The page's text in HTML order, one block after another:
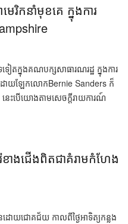
រិក​​​​​​នាំ​មុខ​គេ​ ក្នុងការ​
ត​​ក្នុង​​គណបក្ស​សាធារណរដ្ឋ​​​​ ​​​ក្នុង​ការ​
ដោយ​ឡែក​​លោកBernie Sanders ​ក៏​
នេះ​បើ​យោង​តាម​សេចក្ដី​រាយ​ការណ៍​​​
ាងជើង​ពិត​ជា​គំរាមកំហែង​
ន​ដោយ​ជោគជ័យ​ កាល​ពី​ថ្ងៃ​អាទិត្យ​កន្លង​